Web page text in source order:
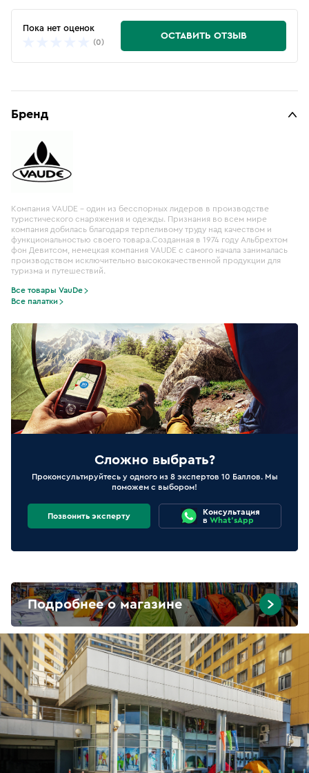
Пока нет оценок
(0)
ОСТАВИТЬ ОТЗЫВ
Бренд
Компания VAUDE – один из бесспорных лидеров в производстве
туристического снаряжения и одежды. Признания во всем мире
компания добилась благодаря терпеливому труду над качеством и
функциональностью своего товара.Созданная в 1974 году Альбрехтом
фон Девитсом, немецкая компания VAUDE с самого начала занималась
производством исключительно высококачественной продукции для
туризма и путешествий.
Все товары VauDe
Все палатки
Сложно выбрать?
Проконсультируйтесь у одного из 8 экспертов 10 Баллов. Мы
поможем с выбором!
Позвонить эксперту
Консультация
в What'sApp
Подробнее о магазине